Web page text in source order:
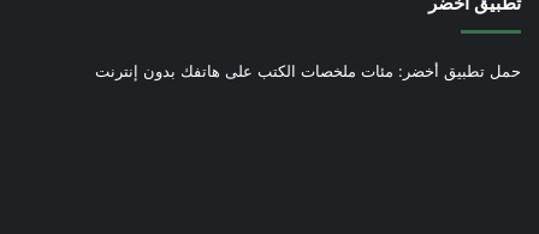
حمل تطبيق أخضر: مئات ملخصات الكتب على هاتفك بدون إنترنت